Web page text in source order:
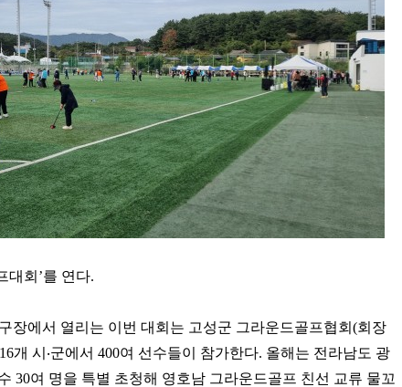
대회 ’를 연다.
구장에서 열리는 이번 대회는 고성군 그라운드골프협회 (회장
16개 시 ‧군에서 400여 선수들이 참가한다. 올해는 전라남도 광
30여 명을 특별 초청해 영호남 그라운드골프 친선 교류 물꼬